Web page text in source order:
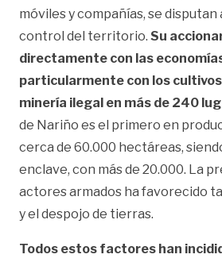
móviles y compañías, se disputan
control del territorio. Su
directamente con las
particularmente con los cultivos
minería ilegal en más de 240
de Nariño es el primero en
cerca de 60.000 hectáreas,
enclave, con más de 20.000. La
actores armados ha favorecido
y el despojo de tierras.
Todos estos factores han